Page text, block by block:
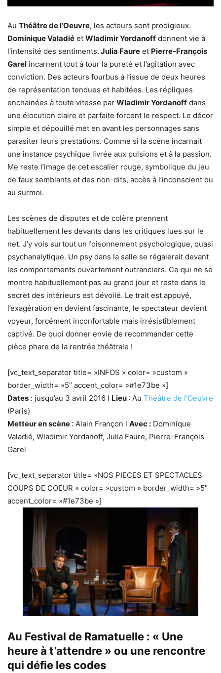
Au Théâtre de l’Oeuvre, les acteurs sont prodigieux.
Dominique Valadié et Wladimir Yordanoff donnent vie à
l’intensité des sentiments. Julia Faure et Pierre-François
Garel incarnent tout à tour la pureté et l’agitation avec
conviction. Des acteurs fourbus à l’issue de deux heures
de représentation tendues et habitées. Les répliques
enchainées à toute vitesse par Wladimir Yordanoff dans
une élocution claire et parfaite forcent le respect. Le décor
simple et dépouillé met en avant les personnages sans
parasiter leurs prestations. Comme si la scène incarnait
une instance psychique livrée aux pulsions et à la passion.
Me reste l’image de cet escalier rouge, symbolique du jeu
de faux semblants et des non-dits, accès à l’inconscient ou
au surmoi.
Les scènes de disputes et de colère prennent
habituellement les devants dans les critiques lues sur le
net. J’y vois surtout un foisonnement psychologique, quasi
psychanalytique. Un psy dans la salle se régalerait devant
les comportements ouvertement outranciers. Ce qui ne se
montre habituellement pas au grand jour et reste dans le
secret des intérieurs est dévoilé. Le trait est appuyé,
l’exagération en devient fascinante, le spectateur devient
voyeur, forcément inconfortable mais irrésistiblement
captivé. De quoi donner envie de recommander cette
pièce phare de la rentrée théâtrale !
[vc_text_separator title= »INFOS » color= »custom »
border_width= »5″ accent_color= »#1e73be »]
Dates : jusqu’au 3 avril 2016 l Lieu : Au Théâtre de l’Oeuvre
(Paris)
Metteur en scène : Alain Françon l Avec : Dominique
Valadié, Wladimir Yordanoff, Julia Faure, Pierre-François
Garel
[vc_text_separator title= »NOS PIECES ET SPECTACLES
COUPS DE COEUR » color= »custom » border_width= »5″
accent_color= »#1e73be »]
Au Festival de Ramatuelle : « Une
heure à t’attendre » ou une rencontre
qui défie les codes